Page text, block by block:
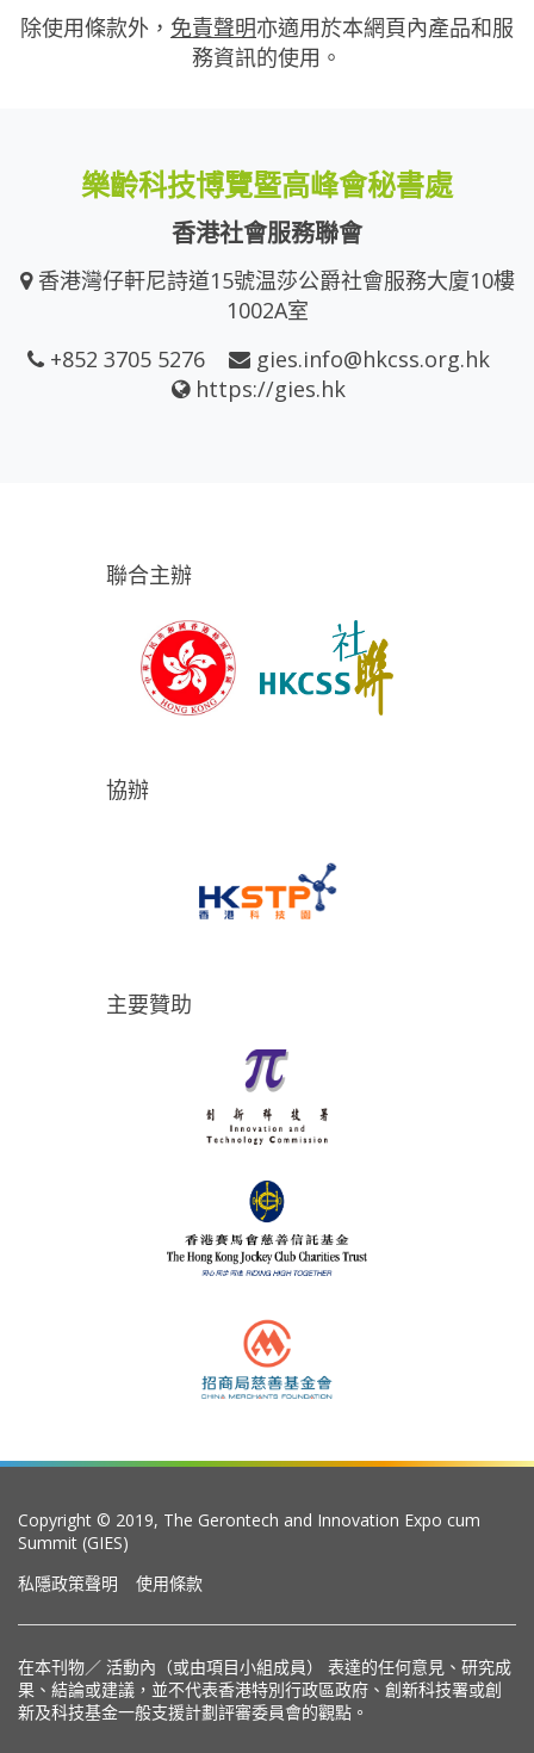
除使用條款外， 免責聲明亦適用於本網頁內產品和服
務資訊的使用。
樂齡科技博覽暨高峰會秘書處
香港社會服務聯會
香港灣仔軒尼詩道15號温莎公爵社會服務大廈10樓
1002A室
+852 3705 5276
gies.info@hkcss.org.hk
https://gies.hk
聯合主辦
協辦
主要贊助
Copyright © 2019, The Gerontech and Innovation Expo cum
Summit (GIES)
私隱政策聲明
使用條款
在本刊物／ 活動內（或由項目小組成員） 表達的任何意見、研究成
果、結論或建議，並不代表香港特別行政區政府、創新科技署或創
新及科技基金一般支援計劃評審委員會的觀點。